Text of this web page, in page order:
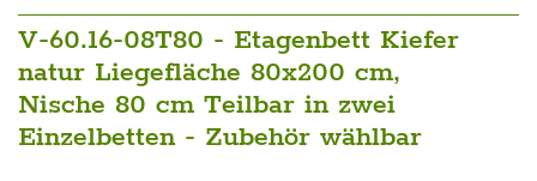
V-60.16-08T80 - Etagenbett Kiefer
natur Liegefläche 80x200 cm,
Nische 80 cm Teilbar in zwei
Einzelbetten - Zubehör wählbar